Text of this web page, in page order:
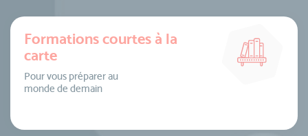
Formations courtes à la
carte
Pour vous préparer au
monde de demain